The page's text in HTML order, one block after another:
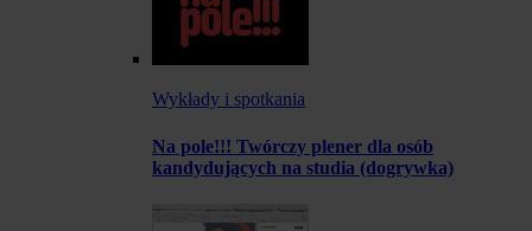
Wykłady i spotkania
Na pole!!! Twórczy plener dla osób
kandydujących na studia (dogrywka)